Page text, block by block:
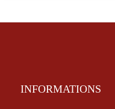
INFORMATIONS